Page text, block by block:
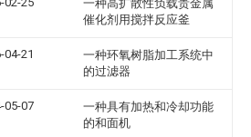
一种高扩散性负载贵金属
催化剂用搅拌反应釜
04-21
一种环氧树脂加工系统中
的过滤器
05-07
一种具有加热和冷却功能
的和面机